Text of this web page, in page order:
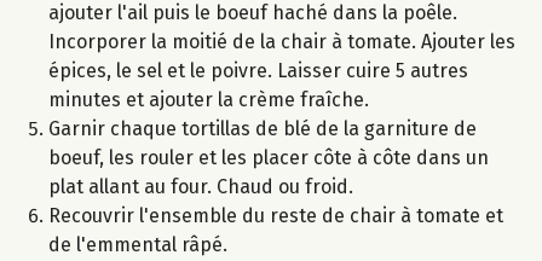
ajouter l'ail puis le boeuf haché dans la poêle.
Incorporer la moitié de la chair à tomate. Ajouter les
épices, le sel et le poivre. Laisser cuire 5 autres
minutes et ajouter la crème fraîche.
Garnir chaque tortillas de blé de la garniture de
boeuf, les rouler et les placer côte à côte dans un
plat allant au four. Chaud ou froid.
Recouvrir l'ensemble du reste de chair à tomate et
de l'emmental râpé.